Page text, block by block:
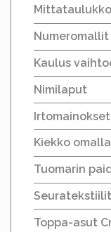
Mittataulukko
Numeromallit
Kaulus
Nimilaput
Kiekko
Tuomarin
Seuratekstiilit
Toppa-asut